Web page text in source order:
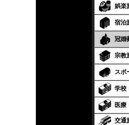
娯楽
宿泊
冠婚
宗教
スポ
学校
医療
交通